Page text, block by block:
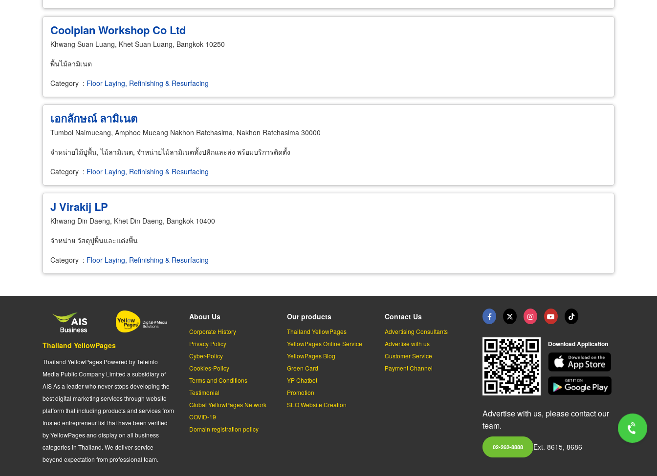
Coolplan Workshop Co Ltd
Khwang Suan Luang, Khet Suan Luang, Bangkok 10250
พื้นไม้ลามิเนต
Category : Floor Laying, Refinishing & Resurfacing
เอกลักษณ์ ลามิเนต
Tumbol Naimueang, Amphoe Mueang Nakhon Ratchasima, Nakhon Ratchasima 30000
จำหน่ายไม้ปูพื้น, ไม้ลามิเนต, จำหน่ายไม้ลามิเนตทั้งปลีกและส่ง พร้อมบริการติดตั้ง
Category : Floor Laying, Refinishing & Resurfacing
J Virakij LP
Khwang Din Daeng, Khet Din Daeng, Bangkok 10400
จำหน่าย วัสดุปูพื้นและแต่งพื้น
Category : Floor Laying, Refinishing & Resurfacing
Thailand YellowPages
Thailand YellowPages Powered by Teleinfo
Media Public Company Limited a subsidiary of
AIS As a leader who never stops developing the
best digital marketing services through website
platform that including products and services from
trusted entrepreneur list that have been verified
by YellowPages and display on all business
categories in Thailand. We deliver service
beyond expectation from professional team.
About Us
Corporate History
Privacy Policy
Cyber-Policy
Cookies-Policy
Terms and Conditions
Testimonial
Global YellowPages Network
COVID-19
Domain registration policy
Our products
Thailand YellowPages
YellowPages Online Service
YellowPages Blog
Green Card
YP Chatbot
Promotion
SEO Website Creation
Contact Us
Advertising Consultants
Advertise with us
Customer Service
Payment Channel
Download Application
Advertise with us, please contact our
team.
02-262-8888 Ext. 8615, 8686